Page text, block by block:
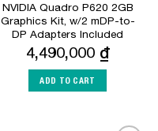
NVIDIA Quadro P620 2GB
Graphics Kit, w/2 mDP-to-
DP Adapters Included
4,490,000 ₫
ADD TO CART